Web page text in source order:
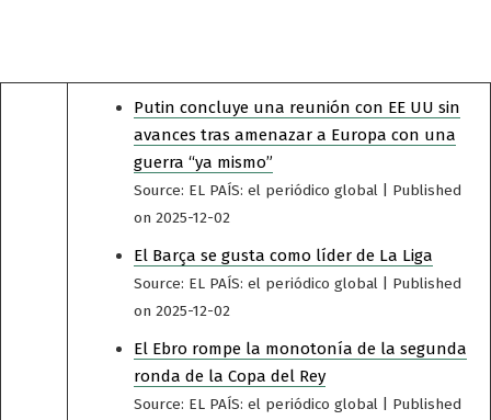
Putin concluye una reunión con EE UU sin
avances tras amenazar a Europa con una
guerra “ya mismo”
Source: EL PAÍS: el periódico global
Published
on 2025-12-02
El Barça se gusta como líder de La Liga
Source: EL PAÍS: el periódico global
Published
on 2025-12-02
El Ebro rompe la monotonía de la segunda
ronda de la Copa del Rey
Source: EL PAÍS: el periódico global
Published